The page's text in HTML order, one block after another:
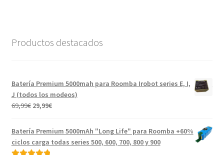
Productos destacados
Batería Premium 5000mah para Roomba Irobot series E, I,
J (todos los modeos)
69,99€ El
original
69,99€.
29,99€El
actual
es:
Batería Premium 5000mAh "Long Life" para Roomba +60%
ciclos carga todas series 500, 600, 700, 800 y 900